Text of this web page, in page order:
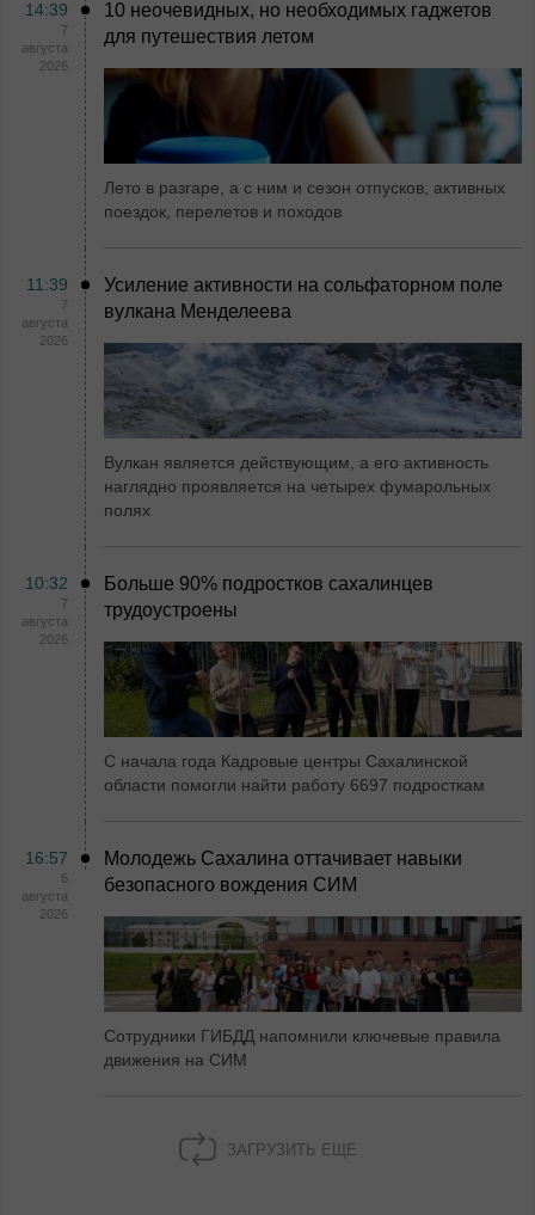
14:39
7
августа
2026
10 неочевидных, но необходимых гаджетов
для путешествия летом
Лето в разгаре, а с ним и сезон отпусков, активных
поездок, перелетов и походов
11:39
7
августа
2026
Усиление активности на сольфаторном поле
вулкана Менделеева
Вулкан является действующим, а его активность
наглядно проявляется на четырех фумарольных
полях
10:32
7
августа
2026
Больше 90% подростков сахалинцев
трудоустроены
С начала года Кадровые центры Сахалинской
области помогли найти работу 6697 подросткам
16:57
6
августа
2026
Молодежь Сахалина оттачивает навыки
безопасного вождения СИМ
Сотрудники ГИБДД напомнили ключевые правила
движения на СИМ
ЗАГРУЗИТЬ ЕЩЕ